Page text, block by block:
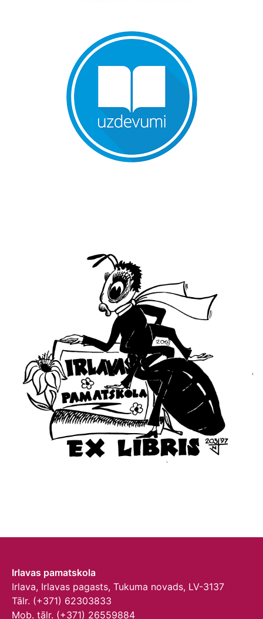
Irlavas pamatskola
Irlava, Irlavas pagasts, Tukuma novads, LV-3137
Tālr. (+371) 62303833
Mob. tālr. (+371) 26559884